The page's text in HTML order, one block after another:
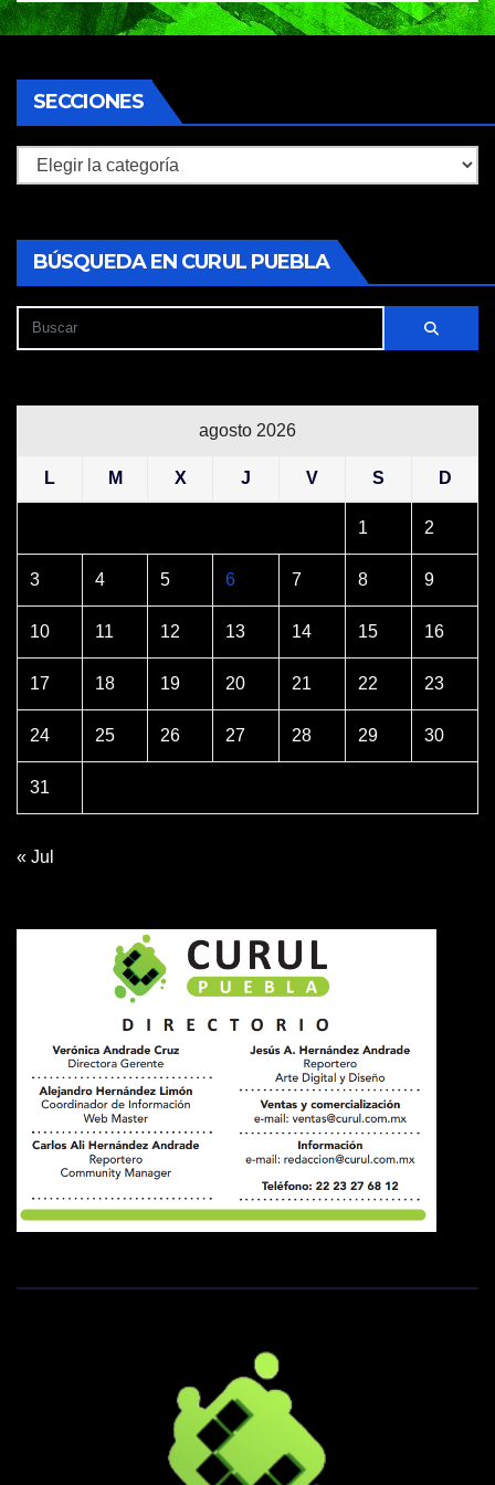
SECCIONES
Secciones
BÚSQUEDA EN CURUL PUEBLA
agosto 2026
L M X J V S D
1 2
3 4 5 6 7 8 9
10 11 12 13 14 15 16
17 18 19 20 21 22 23
24 25 26 27 28 29 30
31
« Jul